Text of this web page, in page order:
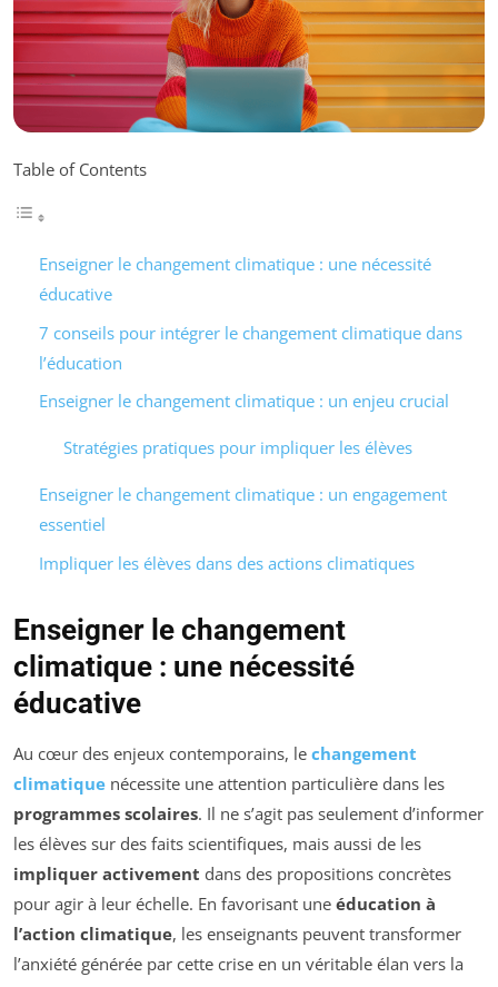
Table of Contents
Enseigner le changement climatique : une nécessité
éducative
7 conseils pour intégrer le changement climatique dans
l’éducation
Enseigner le changement climatique : un enjeu crucial
Stratégies pratiques pour impliquer les élèves
Enseigner le changement climatique : un engagement
essentiel
Impliquer les élèves dans des actions climatiques
Enseigner le changement
climatique : une nécessité
éducative
Au cœur des enjeux contemporains, le changement
climatique nécessite une attention particulière dans les
programmes scolaires. Il ne s’agit pas seulement d’informer
les élèves sur des faits scientifiques, mais aussi de les
impliquer activement dans des propositions concrètes
pour agir à leur échelle. En favorisant une éducation à
l’action climatique, les enseignants peuvent transformer
l’anxiété générée par cette crise en un véritable élan vers la